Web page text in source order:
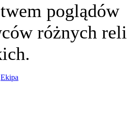
poglądów
różnych
Ekipa